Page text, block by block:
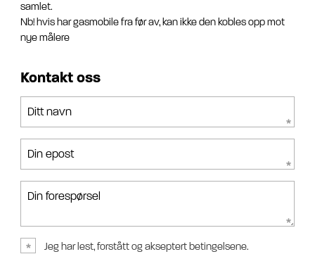
samlet.
Nb! hvis har gasmobile fra før av, kan ikke den kobles opp mot
nye målere
Kontakt oss
Ditt navn
Din epost
Din forespørsel
Jeg har lest, forstått og akseptert betingelsene.